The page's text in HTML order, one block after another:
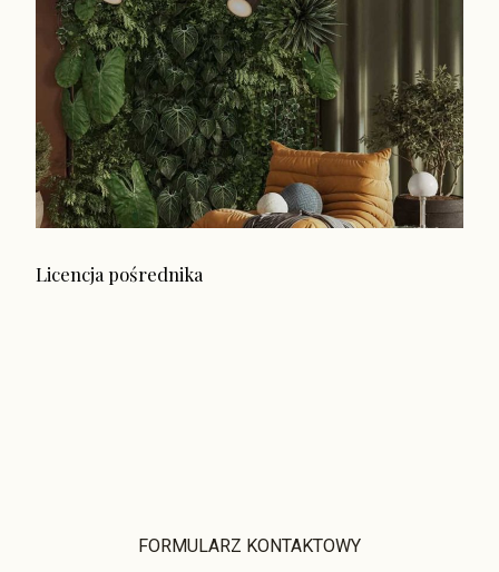
Licencja pośrednika
FORMULARZ KONTAKTOWY